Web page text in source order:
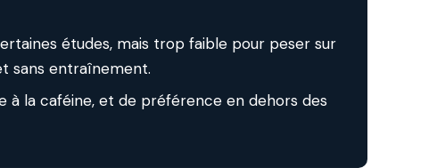
études, mais trop faible pour peser sur
sans entraînement.
à la caféine, et de préférence en dehors des